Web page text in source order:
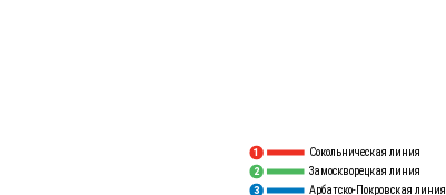
Сокольническая линия
Замоскворецкая линия
Арбатско-Покровская линия
1
2
3